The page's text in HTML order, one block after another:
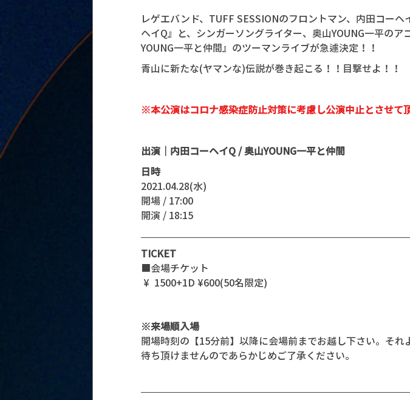
レゲエバンド、TUFF SESSIONのフロントマン、内田コー
ヘイQ』と、シンガーソングライター、奥山YOUNG一平のア
YOUNG一平と仲間』のツーマンライブが急遽決定！！
青山に新たな(ヤマンな)伝説が巻き起こる！！目撃せよ！！
※本公演はコロナ感染症防止対策に考慮し公演中止とさせて
出演｜内田コーヘイQ / 奥山YOUNG一平と仲間
日時
2021.04.28(水)
開場 / 17:00
開演 / 18:15
TICKET
■会場チケット
¥  1500+1D ¥600(50名限定)
※来場順入場
開場時刻の【15分前】以降に会場前までお越し下さい。それ
待ち頂けませんのであらかじめご了承ください。